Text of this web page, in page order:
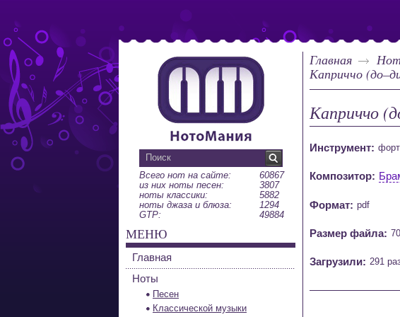
Главная
Каприччо
Каприччо
Инструмент:
Композитор:
Формат: pdf
Размер файла:
Загрузили: 291
Всего нот на сайте:
60867
из них ноты песен:
3807
ноты классики:
5882
ноты джаза и блюза:
1294
GTP:
49884
МЕНЮ
Главная
Ноты
Песен
Классической музыки